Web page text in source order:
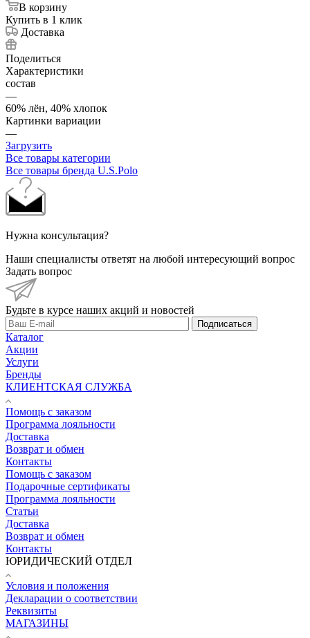
В корзину
Купить в 1 клик
Доставка
Поделиться
Характеристики
состав
—
60% лён, 40% хлопок
Картинки вариации
—
Загрузить
Все товары категории
Все товары бренда U.S.Polo
Нужна консультация?
Наши специалисты ответят на любой интересующий вопрос
Задать вопрос
Будьте в курсе наших акций и новостей
Подписаться
Каталог
Акции
Услуги
Бренды
КЛИЕНТСКАЯ СЛУЖБА
Помощь с заказом
Программа лояльности
Доставка
Возврат и обмен
Контакты
Помощь с заказом
Подарочные сертификаты
Программа лояльности
Статьи
Доставка
Возврат и обмен
Контакты
ЮРИДИЧЕСКИЙ ОТДЕЛ
Условия и положения
Декларации о соответствии
Реквизиты
МАГАЗИНЫ